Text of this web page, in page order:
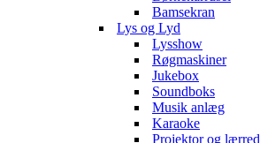
Bamsekran
Lys og Lyd
Lysshow
Røgmaskiner
Jukebox
Soundboks
Musik anlæg
Karaoke
Projektor og lærred